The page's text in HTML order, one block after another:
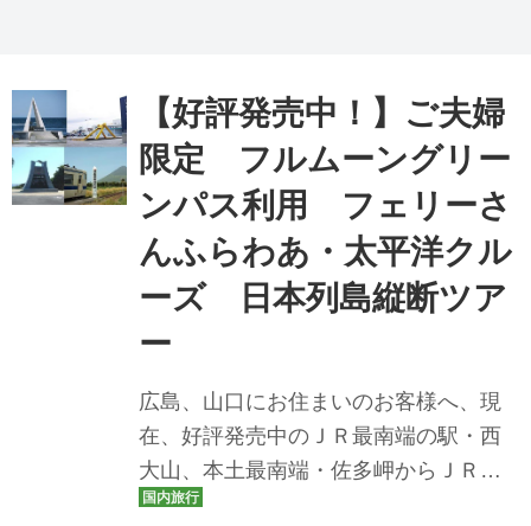
【好評発売中！】ご夫婦
限定 フルムーングリー
ンパス利用 フェリーさ
んふらわあ・太平洋クル
ーズ 日本列島縦断ツア
ー
広島、山口にお住まいのお客様へ、現
在、好評発売中のＪＲ最南端の駅・西
大山、本土最南端・佐多岬からＪＲ最
北端の駅・稚内、本土最北端・宗谷岬